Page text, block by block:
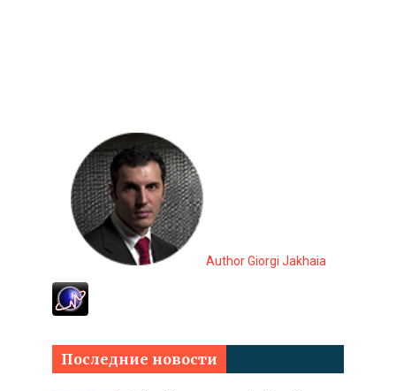
Author Giorgi Jakhaia
Последние новости